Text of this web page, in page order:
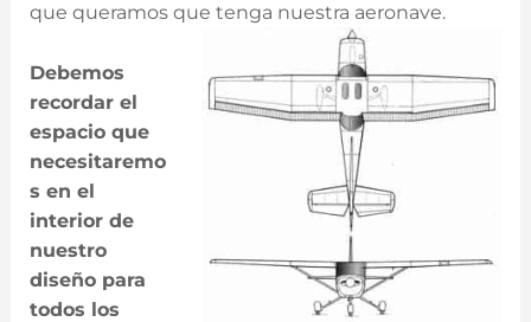
que queramos que tenga nuestra aeronave.
Debemos
recordar el
espacio que
necesitaremo
s en el
interior de
nuestro
diseño para
todos los